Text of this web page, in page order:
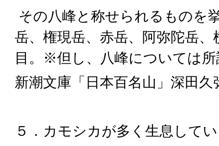
その八峰と称せられるものを
岳、権現岳、赤岳、阿弥陀岳
目。※但し、八峰については
新潮文庫「日本百名山」深田
５．カモシカが多く生息して